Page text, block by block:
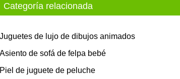
Categoría relacionada
Juguetes de lujo de dibujos animados
Asiento de sofá de felpa bebé
Piel de juguete de peluche